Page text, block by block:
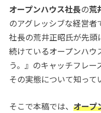
オープンハウス社長の荒
のアグレッシブな経営者
社長の荒井正昭氏が先頭
続けているオープンハウ
う。』のキャッチフレー
その実態について知って
そこで本稿では、 オープ